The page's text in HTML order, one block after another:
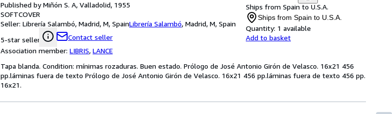
Published by Miñón S. A, Valladolid, 1955
SOFTCOVER
Seller: Librería Salambó, Madrid, M, SpainLibrería Salambó, Madrid, M, Spain
5-star seller
Contact seller
Association member: LIBRIS, LANCE
Ships from Spain to U.S.A.
Ships from Spain to U.S.A.
Quantity: 1 available
Add to basket
Tapa blanda. Condition: mínimas rozaduras. Buen estado. Prólogo de José Antonio Girón de Velasco. 16x21 456
pp.láminas fuera de texto Prólogo de José Antonio Girón de Velasco. 16x21 456 pp.láminas fuera de texto 456 pp.
16x21.